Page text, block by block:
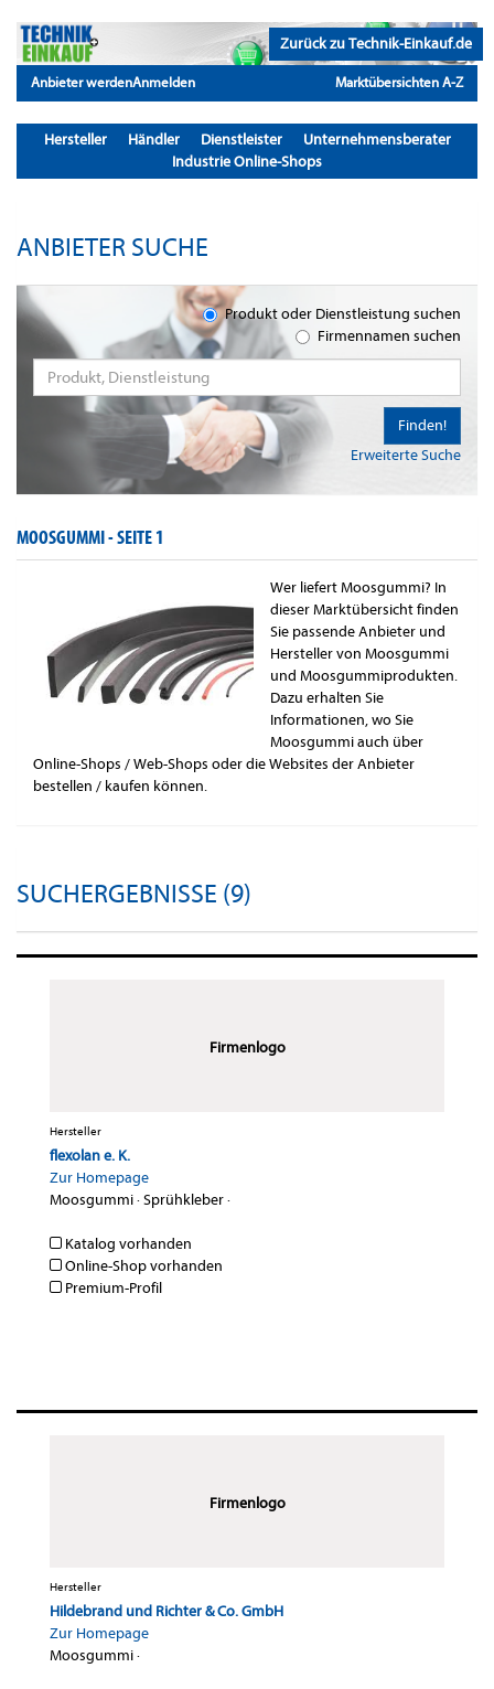
Zurück zu Technik-Einkauf.de
Anbieter werdenAnmelden Marktübersichten A-Z
Hersteller Händler Dienstleister
Unternehmensberater
Industrie Online-Shops
ANBIETER SUCHE
Produkt oder Dienstleistung suchen
Firmennamen suchen
Erweiterte Suche
Finden!
MOOSGUMMI -SEITE 1
Wer liefert Moosgummi? In
dieser Marktübersicht finden
Sie passende Anbieter und
Hersteller von Moosgummi
und Moosgummiprodukten.
Dazu erhalten Sie
Informationen, wo Sie
Moosgummi auch über
Online-Shops / Web-Shops oder die Websites der Anbieter
bestellen / kaufen können.
SUCHERGEBNISSE (9)
Firmenlogo
Hersteller
flexolan e. K.
Zur Homepage
Moosgummi·Sprühkleber·
Katalog vorhanden
Online-Shop vorhanden
Premium-Profil
Firmenlogo
Hersteller
Hildebrand und Richter & Co. GmbH
Zur Homepage
Moosgummi·